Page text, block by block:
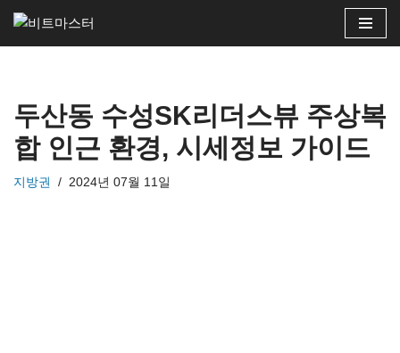
콘
로
건
너
뛰
두산동 수성SK리더스뷰 주상복
합 인근 환경, 시세정보 가이드
지방권 2024년 07월 11일